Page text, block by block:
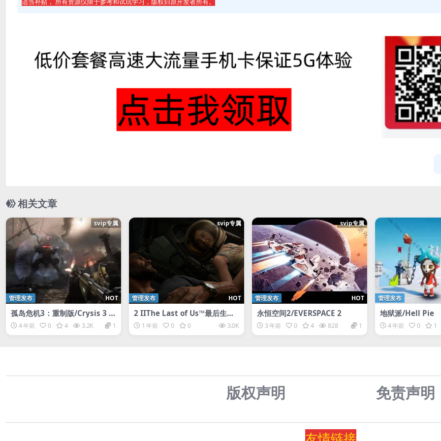
相关文章
svip专属
HOT
管理发布
孤岛危机3：重制版/Crysis 3 R
emastered
4 年前 0 4 3.2K 1
svip专属
HOT
管理发布
2 IIThe Last of Us™最后生还
者最后生还者2：重制版/美国末
日2/The Last of Us Part II Re
1 年前 0 0 3.0K
svip专属
HOT
管理发布
永恒空间2/EVERSPACE 2
3 年前 0 4 828 1
管理发布
地狱派/Hell Pie
4 年前 0 1
版权声明 免责声明